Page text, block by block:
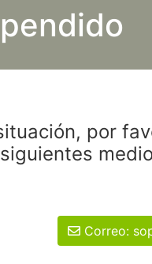
por
Correo: